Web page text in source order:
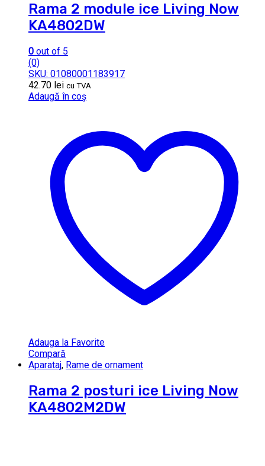
Rama 2 module ice Living Now
KA4802DW
0 out of 5
(0)
SKU: 01080001183917
42.70 lei cu TVA
Adaugă în coș
Adauga la Favorite
Compară
Aparataj, Rame de ornament
Rama 2 posturi ice Living Now
KA4802M2DW